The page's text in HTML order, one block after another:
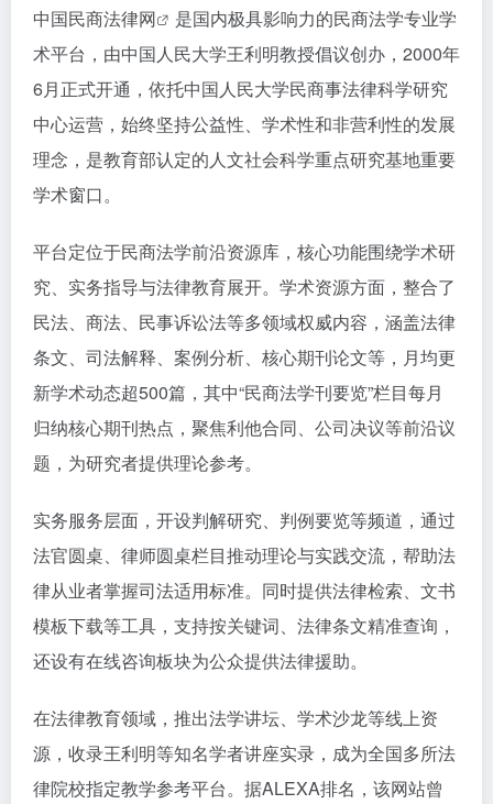
中国民商法律网
是国内极具影响力的民商法学专业学
术平台，由中国人民大学王利明教授倡议创办，2000年
6月正式开通，依托中国人民大学民商事法律科学研究
中心运营，始终坚持公益性、学术性和非营利性的发展
理念，是教育部认定的人文社会科学重点研究基地重要
学术窗口。
平台定位于民商法学前沿资源库，核心功能围绕学术研
究、实务指导与法律教育展开。学术资源方面，整合了
民法、商法、民事诉讼法等多领域权威内容，涵盖法律
条文、司法解释、案例分析、核心期刊论文等，月均更
新学术动态超500篇，其中“民商法学刊要览”栏目每月
归纳核心期刊热点，聚焦利他合同、公司决议等前沿议
题，为研究者提供理论参考。
实务服务层面，开设判解研究、判例要览等频道，通过
法官圆桌、律师圆桌栏目推动理论与实践交流，帮助法
律从业者掌握司法适用标准。同时提供法律检索、文书
模板下载等工具，支持按关键词、法律条文精准查询，
还设有在线咨询板块为公众提供法律援助。
在法律教育领域，推出法学讲坛、学术沙龙等线上资
源，收录王利明等知名学者讲座实录，成为全国多所法
律院校指定教学参考平台。据ALEXA排名，该网站曾